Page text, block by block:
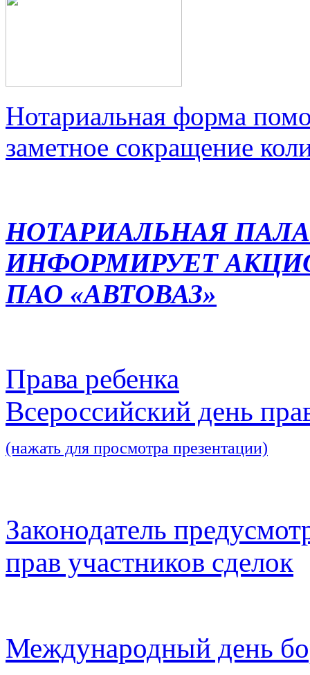
Нотариальная форма
заметное сокращение
НОТАРИАЛЬНАЯ
ИНФОРМИРУЕТ
ПАО «АВТОВАЗ»
Права ребенка
Всероссийский день
(нажать для просмотра презентации)
Законодатель
прав участников сделок
Международный день